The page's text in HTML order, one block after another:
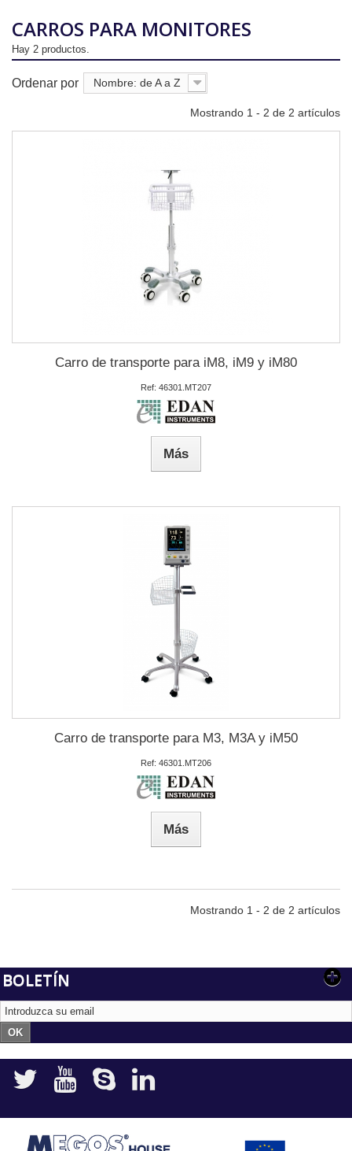
CARROS PARA MONITORES
Hay 2 productos.
Ordenar por Nombre: de A a Z
Mostrando 1 - 2 de 2 artículos
Carro de transporte para iM8, iM9 y iM80
Ref: 46301.MT207
Más
Carro de transporte para M3, M3A y iM50
Ref: 46301.MT206
Más
Mostrando 1 - 2 de 2 artículos
BOLETÍN
OK